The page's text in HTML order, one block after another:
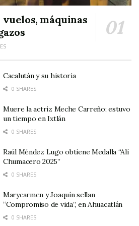
y Fernando Solórzano
Pepe Alvarado brindó todas
que la ventanilla funcione
máquinas
Cacalután y su historia
0 SHARES
Muere la actriz Meche Carreño; estuvo
un tiempo en Ixtlán
0 SHARES
Raúl Méndez Lugo obtiene Medalla “Alí
Chumacero 2025”
0 SHARES
Marycarmen y Joaquín sellan
“Compromiso de vida”, en Ahuacatlán
0 SHARES